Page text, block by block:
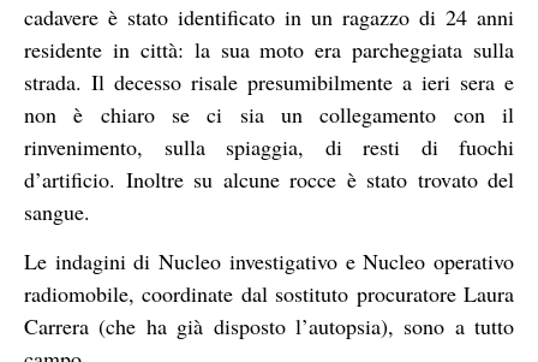
cadavere è stato identificato in un ragazzo di 24 anni
residente in città: la sua moto era parcheggiata sulla
strada. Il decesso risale presumibilmente a ieri sera e
non è chiaro se ci sia un collegamento con il
rinvenimento, sulla spiaggia, di resti di fuochi
d’artificio. Inoltre su alcune rocce è stato trovato del
sangue.
Le indagini di Nucleo investigativo e Nucleo operativo
radiomobile, coordinate dal sostituto procuratore Laura
Carrera (che ha già disposto l’autopsia), sono a tutto